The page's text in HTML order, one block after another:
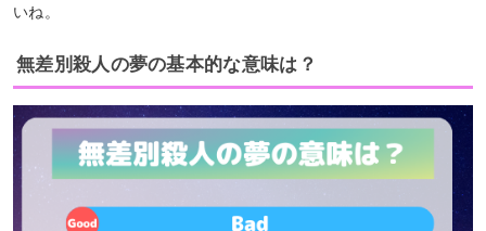
いね。
無差別殺人の夢の基本的な意味は？